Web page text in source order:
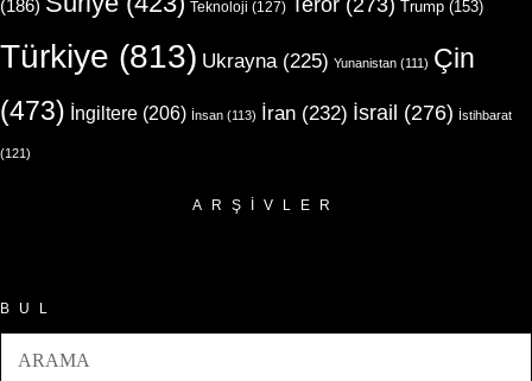
(186) Teknoloji (127) Trump (153)
Türkiye (813) Ukrayna(225) Yunanistan (111) Çin
(473) İngiltere (206) İnsan (113) İran (232) İsrail (276) İstihbarat
(121)
ARŞIVLER
BUL